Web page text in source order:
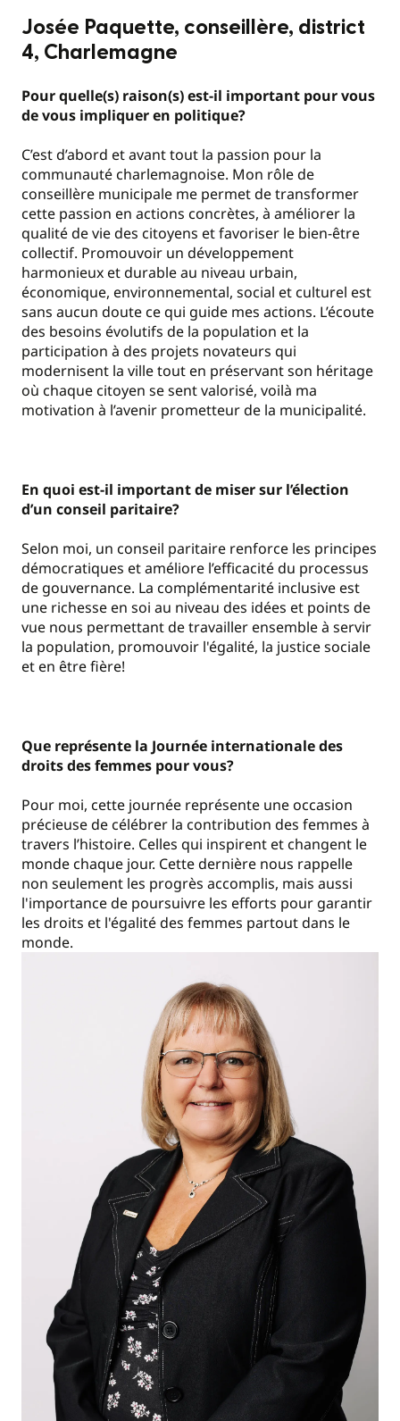
Josée Paquette, conseillère, district
4, Charlemagne
Pour quelle(s) raison(s) est-il important pour vous
de vous impliquer en politique?
C’est d’abord et avant tout la passion pour la
communauté charlemagnoise. Mon rôle de
conseillère municipale me permet de transformer
cette passion en actions concrètes, à améliorer la
qualité de vie des citoyens et favoriser le bien-être
collectif. Promouvoir un développement
harmonieux et durable au niveau urbain,
économique, environnemental, social et culturel est
sans aucun doute ce qui guide mes actions. L’écoute
des besoins évolutifs de la population et la
participation à des projets novateurs qui
modernisent la ville tout en préservant son héritage
où chaque citoyen se sent valorisé, voilà ma
motivation à l’avenir prometteur de la municipalité.
En quoi est-il important de miser sur l’élection
d’un conseil paritaire?
Selon moi, un conseil paritaire renforce les principes
démocratiques et améliore l’efficacité du processus
de gouvernance. La complémentarité inclusive est
une richesse en soi au niveau des idées et points de
vue nous permettant de travailler ensemble à servir
la population, promouvoir l'égalité, la justice sociale
et en être fière!
Que représente la Journée internationale des
droits des femmes pour vous?
Pour moi, cette journée représente une occasion
précieuse de célébrer la contribution des femmes à
travers l’histoire. Celles qui inspirent et changent le
monde chaque jour. Cette dernière nous rappelle
non seulement les progrès accomplis, mais aussi
l'importance de poursuivre les efforts pour garantir
les droits et l'égalité des femmes partout dans le
monde.